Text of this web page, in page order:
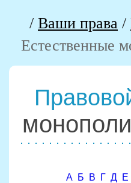
/ Ваши права /
Естественные
А Б В Г Д Е